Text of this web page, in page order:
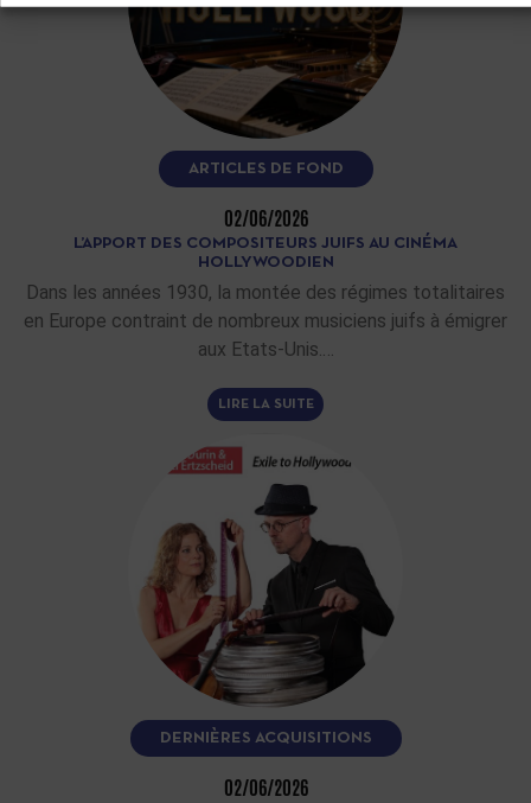
ARTICLES DE FOND
02/06/2026
L’APPORT DES COMPOSITEURS JUIFS AU CINÉMA
HOLLYWOODIEN
Dans les années 1930, la montée des régimes totalitaires
en Europe contraint de nombreux musiciens juifs à émigrer
aux Etats-Unis.…
LIRE LA SUITE
DERNIÈRES ACQUISITIONS
02/06/2026